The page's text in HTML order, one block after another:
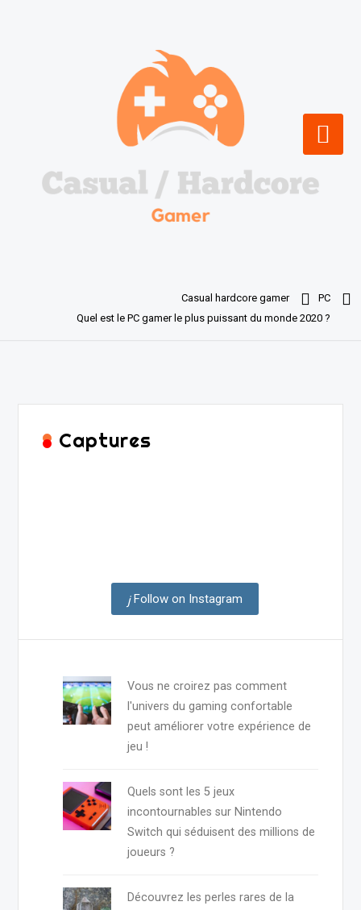
Casual hardcore gamer
PC
Quel est le PC gamer le plus puissant du monde 2020 ?
Captures
Follow on Instagram
Vous ne croirez pas comment
l'univers du gaming confortable
peut améliorer votre expérience de
jeu !
Quels sont les 5 jeux
incontournables sur Nintendo
Switch qui séduisent des millions de
joueurs ?
Découvrez les perles rares de la